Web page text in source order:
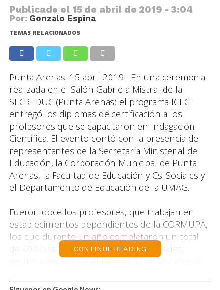
Publicado el 15 de abril de 2019 - 3:04
Por: Gonzalo Espina
TEMAS RELACIONADOS
Punta Arenas. 15 abril 2019. En una ceremonia
realizada en el Salón Gabriela Mistral de la
SECREDUC (Punta Arenas) el programa ICEC
entregó los diplomas de certificación a los
profesores que se capacitaron en Indagación
Científica. El evento contó con la presencia de
representantes de la Secretaría Ministerial de
Educación, la Corporación Municipal de Punta
Arenas, la Facultad de Educación y Cs. Sociales y
el Departamento de Educación de la UMAG.
Fueron doce los profesores, que trabajan en
establecimientos dependientes de la CORMUPA,
los que durante un año completaron un total
de 400 hrs. de aprendizaje. Las actividades,
gestionadas por un equipo de profesionales de
de 2018, incluyó salidas a terreno, talleres de
CONTINUE READING